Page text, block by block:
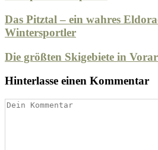
Das Pitztal – ein wahres
Wintersportler
Die größten Skigebiete in
Hinterlasse einen Kommentar